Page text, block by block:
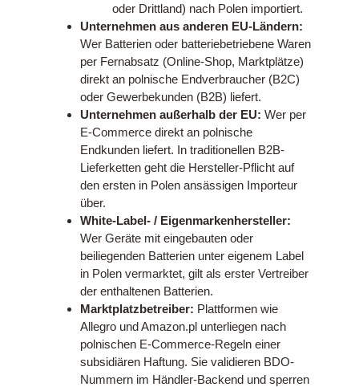
oder Drittland) nach Polen importiert.
Unternehmen aus anderen EU-Ländern:
Wer Batterien oder batteriebetriebene Waren
per Fernabsatz (Online-Shop, Marktplätze)
direkt an polnische Endverbraucher (B2C)
oder Gewerbekunden (B2B) liefert.
Unternehmen außerhalb der EU: Wer per
E-Commerce direkt an polnische
Endkunden liefert. In traditionellen B2B-
Lieferketten geht die Hersteller-Pflicht auf
den ersten in Polen ansässigen Importeur
über.
White-Label- / Eigenmarkenhersteller:
Wer Geräte mit eingebauten oder
beiliegenden Batterien unter eigenem Label
in Polen vermarktet, gilt als erster Vertreiber
der enthaltenen Batterien.
Marktplatzbetreiber: Plattformen wie
Allegro und Amazon.pl unterliegen nach
polnischen E-Commerce-Regeln einer
subsidiären Haftung. Sie validieren BDO-
Nummern im Händler-Backend und sperren